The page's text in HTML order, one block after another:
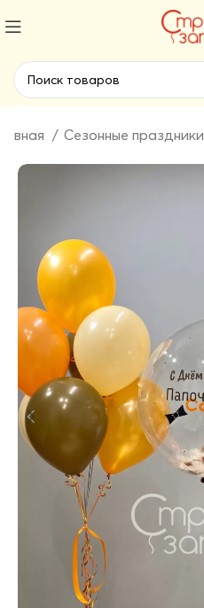
Сезонные праздники